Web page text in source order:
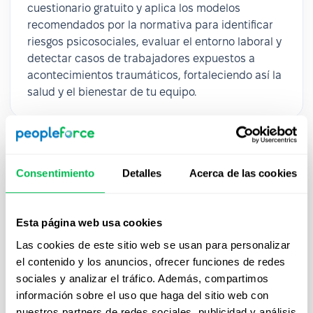
Consentimiento Detalles Acerca de las cookies
Esta página web usa cookies
Las cookies de este sitio web se usan para personalizar
el contenido y los anuncios, ofrecer funciones de redes
sociales y analizar el tráfico. Además, compartimos
información sobre el uso que haga del sitio web con
cuestionario gratuito y aplica los modelos
recomendados por la normativa para identificar
riesgos psicosociales, evaluar el entorno laboral y
detectar casos de trabajadores expuestos a
acontecimientos traumáticos, fortaleciendo así la
salud y el bienestar de tu equipo.